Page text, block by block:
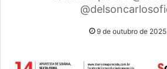
9 de outubro de 2025